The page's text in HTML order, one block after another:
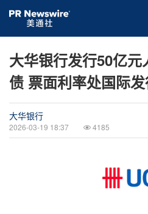
大华银行发行50亿
债 票面利率处国际
大华银行
2026-03-19 18:37 4185